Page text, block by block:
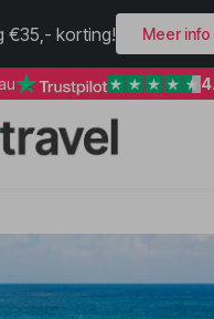
€35,- korting! Meer info